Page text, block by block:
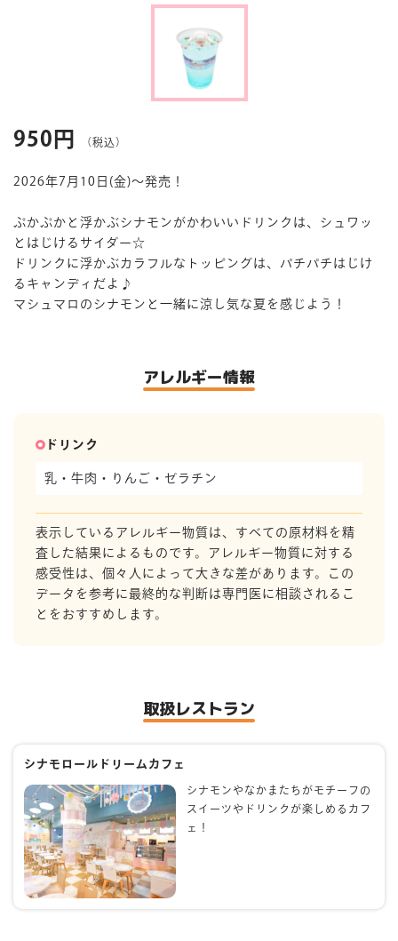
950円 （税込）
2026年7月10日(金)～発売！
ぷかぷかと浮かぶシナモンがかわいいドリンクは、シュワッ
とはじけるサイダー☆
ドリンクに浮かぶカラフルなトッピングは、パチパチはじけ
るキャンディだよ♪
マシュマロのシナモンと一緒に涼し気な夏を感じよう！
アレルギー情報
ドリンク
乳・牛肉・りんご・ゼラチン
表示しているアレルギー物質は、すべての原材料を精
査した結果によるものです。アレルギー物質に対する
感受性は、個々人によって大きな差があります。この
データを参考に最終的な判断は専門医に相談されるこ
とをおすすめします。
取扱レストラン
シナモロールドリームカフェ
シナモンやなかまたちがモチーフの
スイーツやドリンクが楽しめるカフ
ェ！